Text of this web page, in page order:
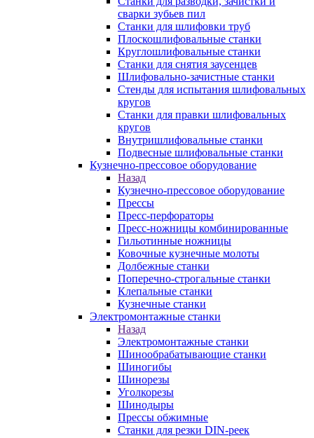
сварки зубьев пил
Станки для шлифовки труб
Плоскошлифовальные станки
Круглошлифовальные станки
Станки для снятия заусенцев
Шлифовально-зачистные станки
Стенды для испытания шлифовальных
кругов
Станки для правки шлифовальных
кругов
Внутришлифовальные станки
Подвесные шлифовальные станки
Кузнечно-прессовое оборудование
Назад
Кузнечно-прессовое оборудование
Прессы
Пресс-перфораторы
Пресс-ножницы комбинированные
Гильотинные ножницы
Ковочные кузнечные молоты
Долбежные станки
Поперечно-строгальные станки
Клепальные станки
Кузнечные станки
Электромонтажные станки
Назад
Электромонтажные станки
Шинообрабатывающие станки
Шиногибы
Шинорезы
Уголкорезы
Шинодыры
Прессы обжимные
Станки для резки DIN-реек